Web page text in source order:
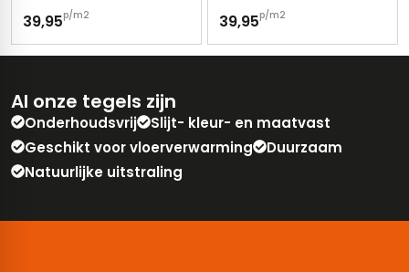
39,95p/m2 39,95p/m2
Al onze tegels zijn
Onderhoudsvrij
Slijt- kleur- en maatvast
Geschikt voor vloerverwarming
Duurzaam
Natuurlijke uitstraling